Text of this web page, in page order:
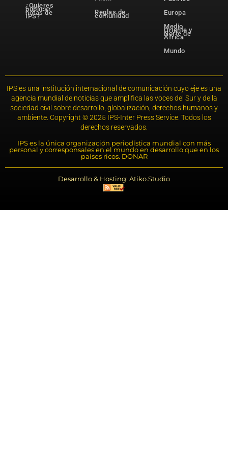
¿Quieres
publicar
notas de
IPS?
Reglas de
comunidad
Europa
Medio
Oriente y
Norte de
África
Mundo
IPS es una institución internacional de comunicación cuyo eje es una
agencia mundial de noticias que amplifica las voces del Sur y de la
sociedad civil sobre desarrollo, globalización, derechos humanos y
ambiente. Copyright © 2025 IPS-Inter Press Service. Todos los
derechos reservados.
IPS es la única organización periodística mundial con más
personal y corresponsales en el mundo en desarrollo que en los
países ricos. DONAR
Desarrollo & Hosting: Atiko.Studio